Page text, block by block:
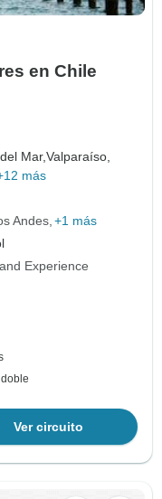
en Chile
Mar,Valparaíso,
más
Andes +1 más
Experience
Ver circuito